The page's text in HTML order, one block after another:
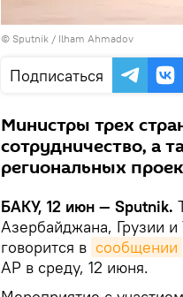
© Sputnik / Ilham Ahmadov
Подписаться
Министры трех
сотрудничество, а
региональных
БАКУ, 12 июн — Sputnik.
Азербайджана, Грузии
говорится в сообщении
АР в среду, 12 июня.